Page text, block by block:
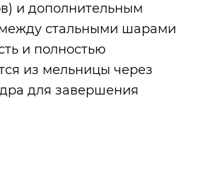
и дополнительным
стальными шарами
и полностью
из мельницы через
для завершения